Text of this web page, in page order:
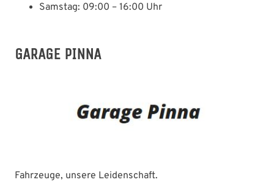
Samstag: 09:00 – 16:00 Uhr
GARAGE PINNA
Fahrzeuge, unsere Leidenschaft.